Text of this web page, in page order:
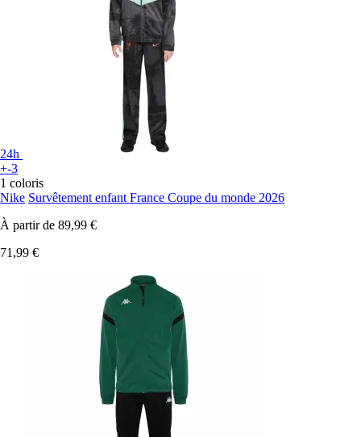
24h
+-3
1 coloris
Nike Survêtement enfant France Coupe du monde 2026
À partir de 89,99 €
71,99 €